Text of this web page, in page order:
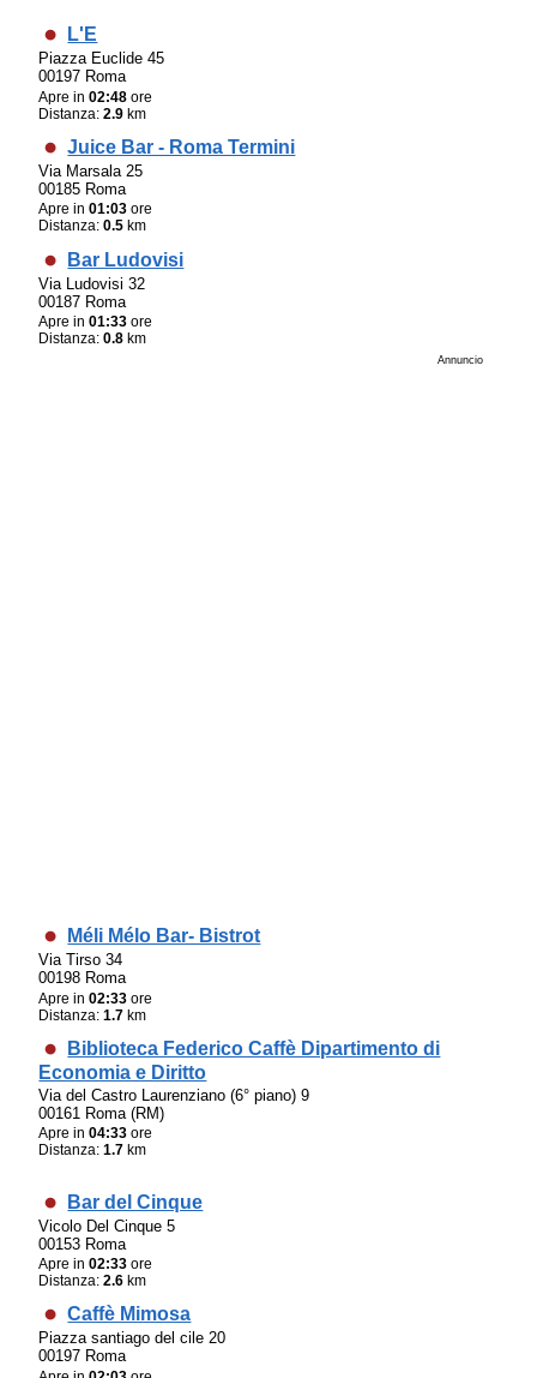
L'E
Piazza Euclide 45
00197 Roma
Apre in02:48 ore
Distanza:2.9 km
Juice Bar - Roma Termini
Via Marsala 25
00185 Roma
Apre in01:03 ore
Distanza:0.5 km
Bar Ludovisi
Via Ludovisi 32
00187 Roma
Apre in01:33 ore
Distanza:0.8 km
Annuncio
Méli Mélo Bar- Bistrot
Via Tirso 34
00198 Roma
Apre in02:33 ore
Distanza:1.7 km
Biblioteca Federico Caffè Dipartimento di
Economia e Diritto
Via del Castro Laurenziano (6° piano) 9
00161 Roma (RM)
Apre in04:33 ore
Distanza:1.7 km
Bar del Cinque
Vicolo Del Cinque 5
00153 Roma
Apre in02:33 ore
Distanza:2.6 km
Caffè Mimosa
Piazza santiago del cile 20
00197 Roma